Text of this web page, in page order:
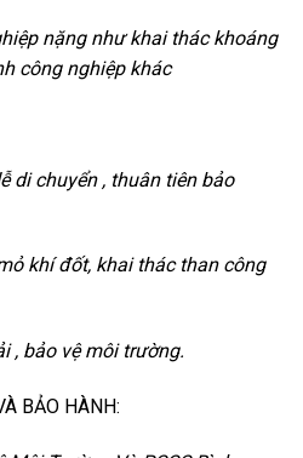
nặng như khai thác khoáng
công nghiệp khác
di chuyển , thuân tiên bảo
khí đốt, khai thác than công
, bảo vệ môi trường.
BẢO HÀNH: